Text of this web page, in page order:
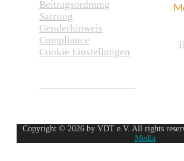
Beitragsordnung
Satzung
Genderhinweis
Compliance
Cookie Einstellungen
Copyright © 2026 by VDT e.V. All rights
Media